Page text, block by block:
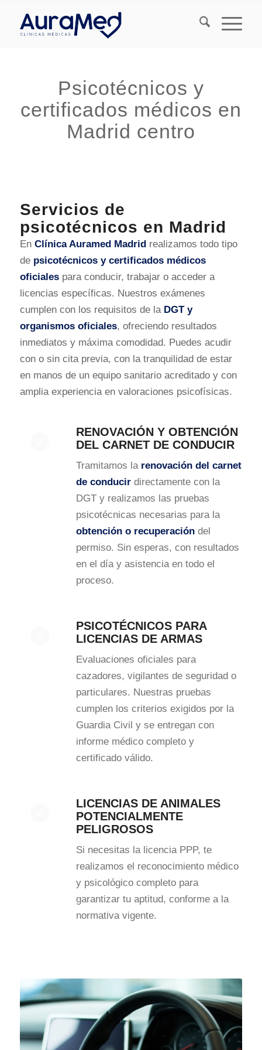
Psicotécnicos y
certificados médicos en
Madrid centro
Servicios de
psicotécnicos en Madrid
En Clínica Auramed Madridrealizamos todo tipo
de psicotécnicos y certificados médicos
oficialespara conducir, trabajar o acceder a
licencias específicas. Nuestros exámenes
cumplen con los requisitos de la DGT y
organismos oficiales, ofreciendo resultados
inmediatos y máxima comodidad. Puedes acudir
con o sin cita previa, con la tranquilidad de estar
en manos de un equipo sanitario acreditado y con
amplia experiencia en valoraciones psicofísicas.
RENOVACIÓN Y OBTENCIÓN
DEL CARNET DE CONDUCIR
Tramitamos la renovación del carnet
de conducirdirectamente con la
DGT y realizamos las pruebas
psicotécnicas necesarias para la
obtención o recuperacióndel
permiso. Sin esperas, con resultados
en el día y asistencia en todo el
proceso.
PSICOTÉCNICOS PARA
LICENCIAS DE ARMAS
Evaluaciones oficiales para
cazadores, vigilantes de seguridad o
particulares. Nuestras pruebas
cumplen los criterios exigidos por la
Guardia Civil y se entregan con
informe médico completo y
certificado válido.
LICENCIAS DE ANIMALES
POTENCIALMENTE
PELIGROSOS
Si necesitas la licencia PPP, te
realizamos el reconocimiento médico
y psicológico completo para
garantizar tu aptitud, conforme a la
normativa vigente.